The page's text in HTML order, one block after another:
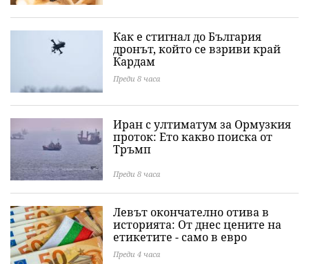
Как е стигнал до България
дронът, който се взриви край
Кардам
Преди 8 часа
Иран с ултиматум за Ормузкия
проток: Ето какво поиска от
Тръмп
Преди 8 часа
Левът окончателно отива в
историята: Oт днес цените на
етикетите - само в евро
Преди 4 часа